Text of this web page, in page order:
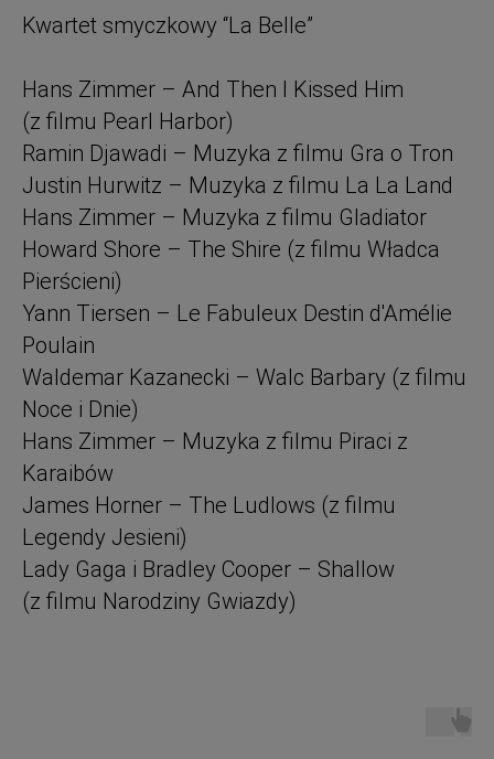
Kwartet smyczkowy “La Belle”
Hans Zimmer – And Then I Kissed Him
(z filmu Pearl Harbor)
Ramin Djawadi – Muzyka z filmu Gra o Tron
Justin Hurwitz – Muzyka z filmu La La Land
Hans Zimmer – Muzyka z filmu Gladiator
Howard Shore – The Shire (z filmu Władca
Pierścieni)
Yann Tiersen – Le Fabuleux Destin d'Amélie
Poulain
Waldemar Kazanecki – Walc Barbary (z filmu
Noce i Dnie)
Hans Zimmer – Muzyka z filmu Piraci z
Karaibów
James Horner – The Ludlows (z filmu
Legendy Jesieni)
Lady Gaga i Bradley Cooper – Shallow
(z filmu Narodziny Gwiazdy)